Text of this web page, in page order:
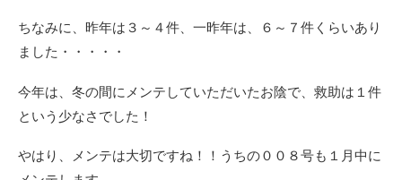
ちなみに、昨年は３～４件、一昨年は、６～７件くらいあり
ました・・・・・
今年は、冬の間にメンテしていただいたお陰で、救助は１件
という少なさでした！
やはり、メンテは大切ですね！！うちの００８号も１月中に